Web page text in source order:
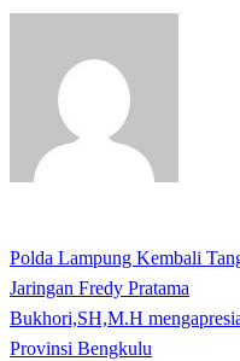
Navigasi
pos
Previous
Post
Polda Lampung Kembali
Jaringan Fredy Pratama
Next
Post
Bukhori,SH,M.H
Provinsi Bengkulu